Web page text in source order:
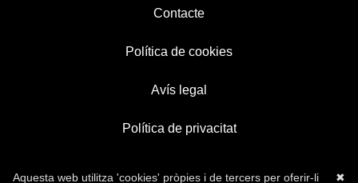
Contacte
Política de cookies
Avís legal
Política de privacitat
✖
Aquesta web utilitza 'cookies' pròpies i de tercers per oferir-li